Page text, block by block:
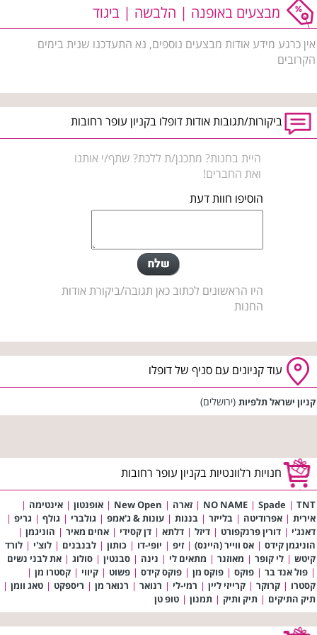
מבצעים באופנה | הלבשה | ביגוד
אין כרגע מידע אודות מבצעים נוספים, נא התעדכנו שנית בימים
הקרובים
ביקורות/תגובות אודות דופלו בקניון עופר רחובות
היית בחנות? מתכנן/ת ללכת? שתף/י אותנו
ואת החברים!
הוסיפו חוות דעת
היו הראשונים לכתוב כאן תגובה/ביקורת אודות
החנות
עוד קניונים עם סניף של דופלו
קניון ישראל תלפיות (ירושלים)
חנויות רלוונטיות בקניון עופר רחובות
NO NAME | Spade | TNT
| זארה |
New Open
| אופנטון | אינטימה |
אירית | אפרודיטה | בלייזר | בננות | עונות & ג'אמפ | גולברי | גולף | גריפ |
דאנג'י | דורין פרנקפורט | דיזל | דלתא | דן קסידי | אחים מאיר | הוניגמן |
הוניגמן קידס | אס ווייר (היינס) | זיפ | יופי-דו | כותון | לבנבנים | לוצ'י | לורד
קיטש | לי קופר | מאוזנר | מתאים לי | נינה | סבנטין | סולוג | את לבני נשים
| פול אנד בר | פוקס | פוקס מן | פוקס קידס | פשוט | קיווי | קסטרו מן |
קסטרו | קרוקר | קרייזי ליין | רמי-לי | רנואר | רנואר מן | ריספקט | טאג וומן |
תיק התיקים | תיק ותיק | תמנון | טופ טן